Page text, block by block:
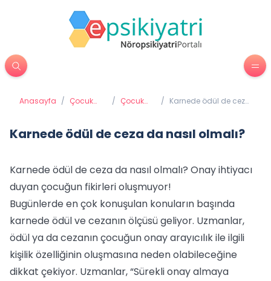
Anasayfa / Çocuk
/ Çocuk
/ Karnede ödül de ceza
Karnede ödül de ceza da nasıl olmalı?
Karnede ödül de ceza da nasıl olmalı? Onay ihtiyacı
duyan çocuğun fikirleri oluşmuyor!
Bugünlerde en çok konuşulan konuların başında
karnede ödül ve cezanın ölçüsü geliyor. Uzmanlar,
ödül ya da cezanın çocuğun onay arayıcılık ile ilgili
kişilik özelliğinin oluşmasına neden olabileceğine
dikkat çekiyor. Uzmanlar, “Sürekli onay almaya